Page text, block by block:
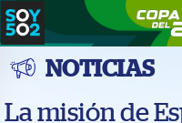
NOTICIAS
La misión de